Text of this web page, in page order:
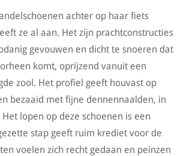
achter op haar fiets
ze al aan. Het zijn prachtconstructies
gevouwen en dicht te snoeren dat
komt, oprijzend vanuit een
zool. Het profiel geeft houvast op
bezaaid met fijne dennennaalden, in
lopen op deze schoenen is een
stap geeft ruim krediet voor de
voelen zich recht gedaan en peinzen